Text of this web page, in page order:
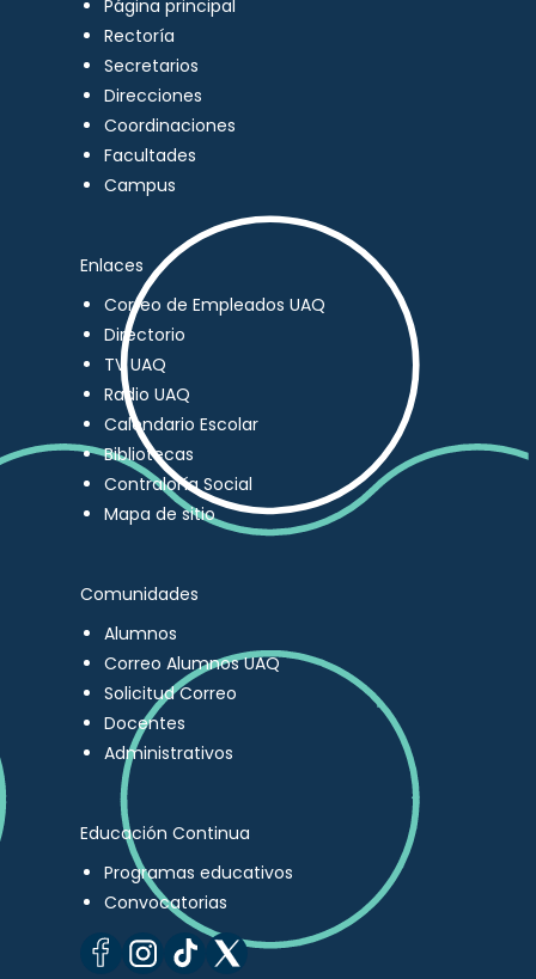
Página principal
Rectoría
Secretarios
Direcciones
Coordinaciones
Facultades
Campus
Enlaces
Correo de Empleados UAQ
Directorio
TV UAQ
Radio UAQ
Calendario Escolar
Bibliotecas
Contraloría Social
Mapa de sitio
Comunidades
Alumnos
Correo Alumnos UAQ
Solicitud Correo
Docentes
Administrativos
Educación Continua
Programas educativos
Convocatorias